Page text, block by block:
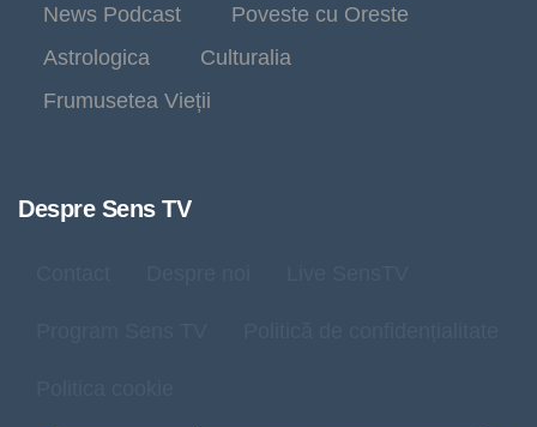
News Podcast
Poveste cu Oreste
Astrologica
Culturalia
Frumusetea Vieții
Despre Sens TV